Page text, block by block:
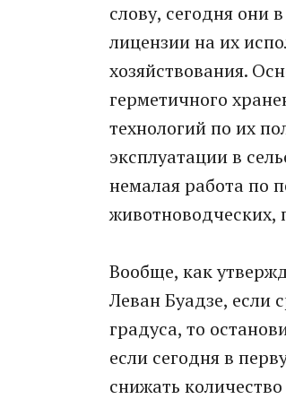
слову, сегодня они
лицензии на их
хозяйствования.
герметичного
технологий по их
эксплуатации в
немалая работа по
животноводческих,
Вообще, как
Леван Буадзе, если
градуса, то
если сегодня в
снижать